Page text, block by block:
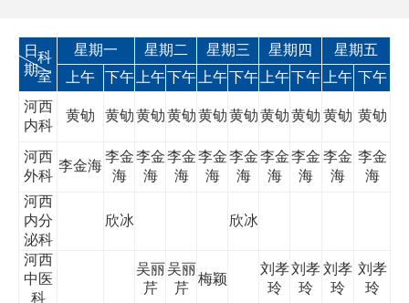
日
期
科
室
星期一 星期二 星期三 星期四
星期五
上午
下午 上午下午 上午下午 上午下午 上午 下午
河西
内科
黄劬 黄劬黄劬黄劬黄劬黄劬黄劬黄劬 黄劬 黄劬
河西
外科
李金海
李金
海
李金
海
李金
海
李金
海
李金
海
李金
海
李金
海
李金
海
李金
海
河西
内分
泌科
欣冰 欣冰
河西
中医
科
吴丽
芹
吴丽
芹
梅颖
刘孝
玲
刘孝
玲
刘孝
玲
刘孝
玲